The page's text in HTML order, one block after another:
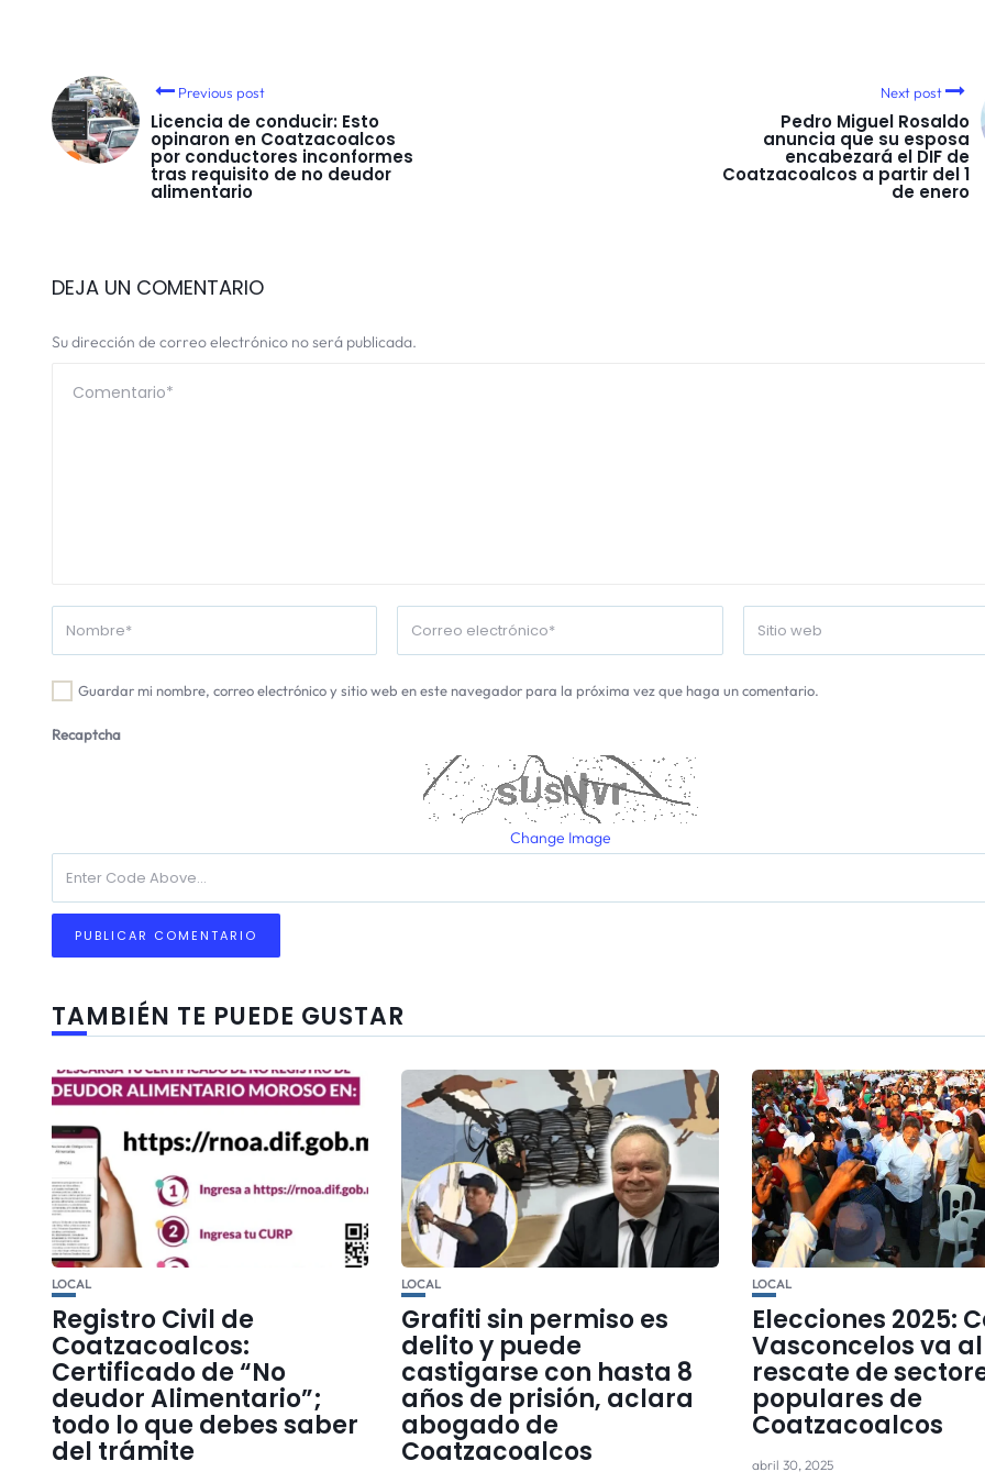
Previous post
Licencia de conducir: Esto
opinaron en Coatzacoalcos
por conductores inconformes
tras requisito de no deudor
alimentario
Next post
Pedro Miguel Rosaldo
anuncia que su esposa
encabezará el DIF de
Coatzacoalcos a partir del 1
de enero
DEJA UN COMENTARIO
Su dirección de correo electrónico no será publicada.
Guardar mi nombre, correo electrónico y sitio web en este navegador para la próxima vez que haga un comentario.
Recaptcha
Change Image
TAMBIÉN TE PUEDE GUSTAR
LOCAL
Registro Civil de
Coatzacoalcos:
Certificado de “No
deudor Alimentario”;
todo lo que debes saber
del trámite
LOCAL
Grafiti sin permiso es
delito y puede
castigarse con hasta 8
años de prisión, aclara
abogado de
Coatzacoalcos
LOCAL
Elecciones 2025:
Vasconcelos va al
rescate de
populares de
Coatzacoalcos
abril 30, 2025